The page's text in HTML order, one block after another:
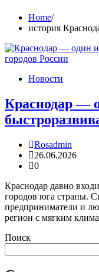
Home
история
Новости
Краснодар —
Rosadmin
26.06.2026
0
Краснодар давно
городов юга страны.
предприниматели и
регион с мягким
Поиск